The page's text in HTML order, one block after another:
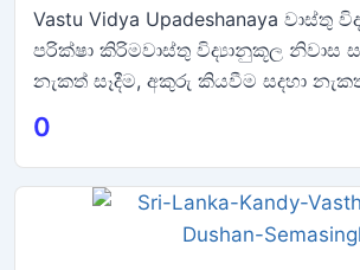
Vastu Vidya Upadeshanaya වාස්තු
පරික්ෂා කිරිමවාස්තු විද්‍යානුකූල නිවාස
නැකත් සෑදීම, අකුරු කියවීම සදහා
0